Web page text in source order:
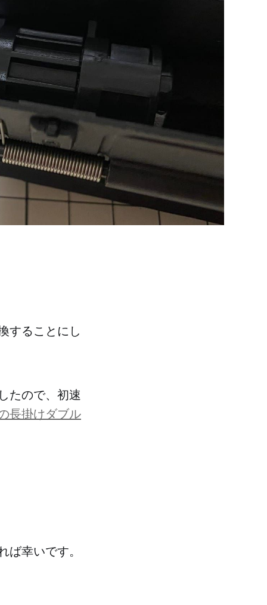
することにし
たので、初速
長掛けダブル
幸いです。